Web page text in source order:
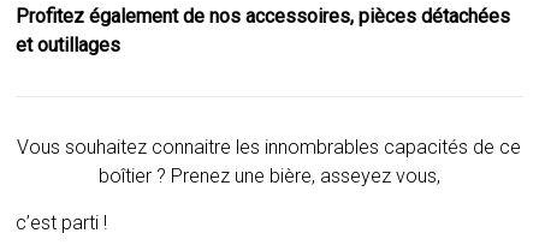
Profitez également de nos accessoires, pièces détachées
et outillages
Vous souhaitez connaitre les innombrables capacités de ce
boîtier ? Prenez une bière, asseyez vous,
c’est parti !